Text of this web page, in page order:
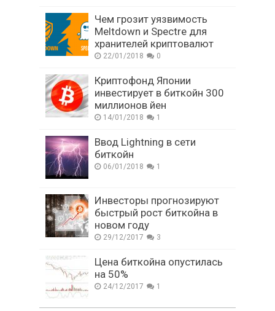
Чем грозит уязвимость
Meltdown и Spectre для
хранителей криптовалют
22/01/2018 0
Криптофонд Японии
инвестирует в биткойн 300
миллионов йен
14/01/2018 1
Ввод Lightning в сети
биткойн
06/01/2018 1
Инвесторы прогнозируют
быстрый рост биткойна в
новом году
29/12/2017 3
Цена биткойна опустилась
на 50%
24/12/2017 1